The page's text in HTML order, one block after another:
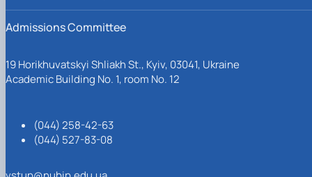
Admissions Committee
19 Horikhuvatskyi Shliakh St., Kyiv, 03041, Ukraine
Academic Building No. 1, room No. 12
(044) 258-42-63
(044) 527-83-08